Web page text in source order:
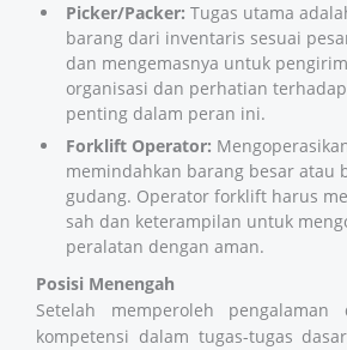
Picker/Packer: Tugas utama
barang dari inventaris sesuai
dan mengemasnya untuk
organisasi dan perhatian
penting dalam peran ini.
Forklift Operator:
memindahkan barang besar atau
gudang. Operator forklift harus
sah dan keterampilan untuk
peralatan dengan aman.
Posisi Menengah
Setelah memperoleh pengalaman
kompetensi dalam tugas-tugas